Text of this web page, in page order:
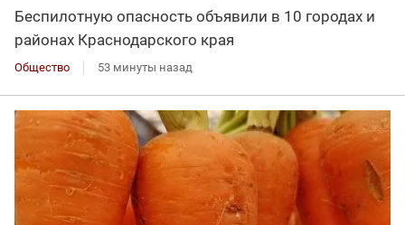
Беспилотную опасность объявили в 10 городах и
районах Краснодарского края
Общество 53 минуты назад